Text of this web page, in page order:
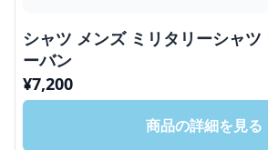
シャツ メンズ ミリタリーシャ
ーバン
¥7,200
商品の詳細を見る